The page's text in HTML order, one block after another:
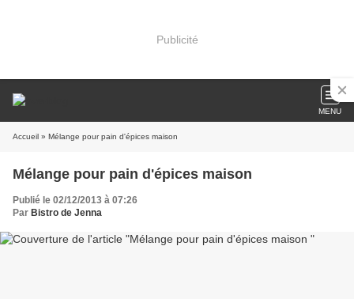
Publicité
MENU
Accueil » Mélange pour pain d'épices maison
Mélange pour pain d'épices maison
Publié le 02/12/2013 à 07:26
Par Bistro de Jenna